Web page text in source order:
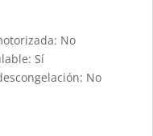
No
Sí
No